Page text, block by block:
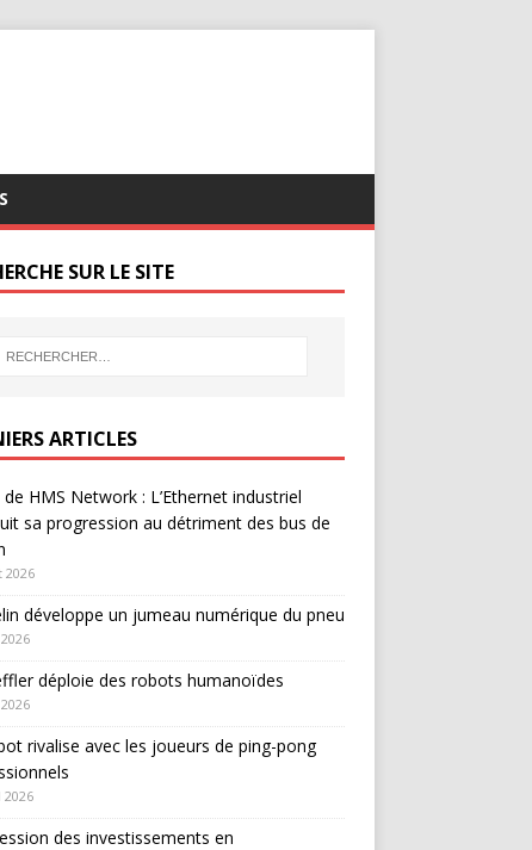
SUR LE SITE
ARTICLES
de HMS Network : L’Ethernet industriel
sa progression au détriment des bus de
2026
développe un jumeau numérique du pneu
déploie des robots humanoïdes
rivalise avec les joueurs de ping-pong
des investissements en